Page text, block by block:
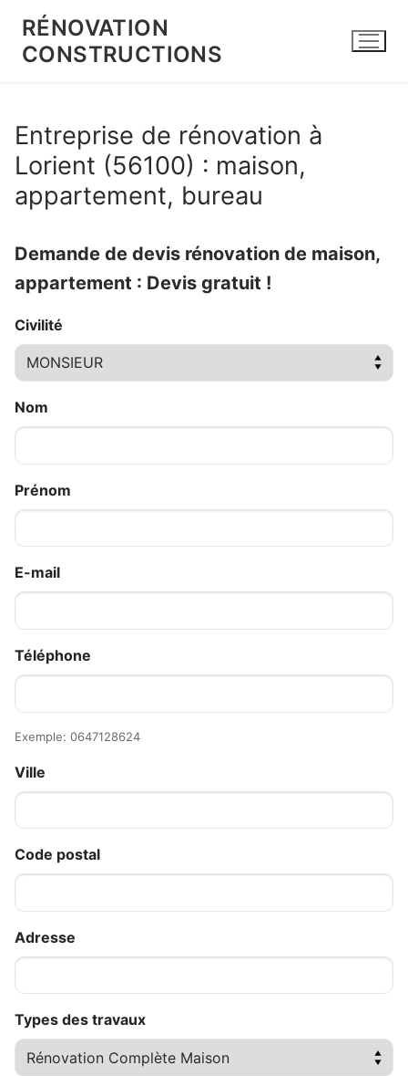
contenu
RÉNOVATION
CONSTRUCTIONS
Entreprise de rénovation à
Lorient (56100) : maison,
appartement, bureau
Demande de devis rénovation de maison,
appartement : Devis gratuit !
Civilité
Nom
Prénom
E-mail
Téléphone
Exemple: 0647128624
Ville
Code postal
Adresse
Types des travaux